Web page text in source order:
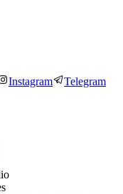
Instagram Telegram